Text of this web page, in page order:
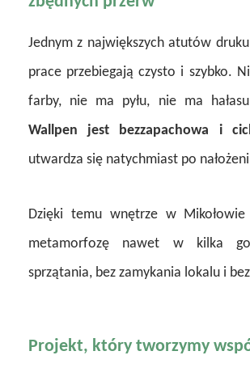
Jednym z największych atutów
prace przebiegają czysto i szybko.
farby, nie ma pyłu, nie ma
Wallpen jest bezzapachowa i
utwardza się natychmiast po
Dzięki temu wnętrze w Mikołowie
metamorfozę nawet w kilka
sprzątania, bez zamykania lokalu i
Projekt, który tworzymy